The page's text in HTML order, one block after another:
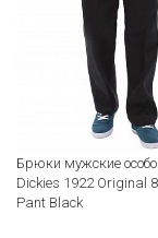
Брюки мужские
Dickies 1922 Original
Pant Black